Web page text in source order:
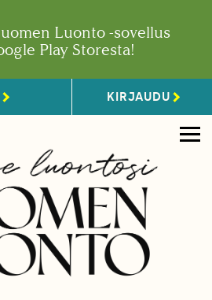
Luonto -sovellus
Play Storesta!
KIRJAUDU